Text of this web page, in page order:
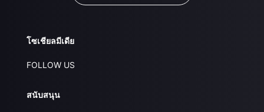
โซเชียลมีเดีย
FOLLOW US
สนับสนุน